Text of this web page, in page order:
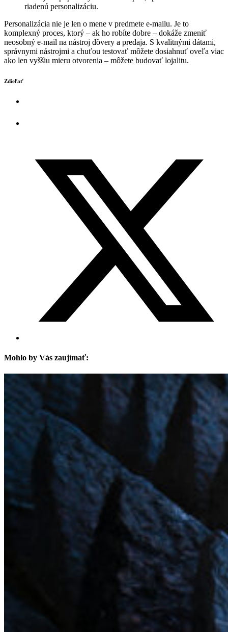
riadenú personalizáciu.
Personalizácia nie je len o mene v predmete e-mailu. Je to
komplexný proces, ktorý – ak ho robíte dobre – dokáže zmeniť
neosobný e-mail na nástroj dôvery a predaja. S kvalitnými dátami,
správnymi nástrojmi a chuťou testovať môžete dosiahnuť oveľa viac
ako len vyššiu mieru otvorenia – môžete budovať lojalitu.
Zdieľať
Mohlo by Vás zaujímať: